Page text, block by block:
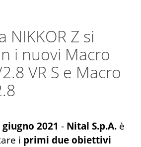
NIKKOR Z si
i nuovi Macro
VR S e Macro
2021 - Nital S.p.A. è
i primi due obiettivi